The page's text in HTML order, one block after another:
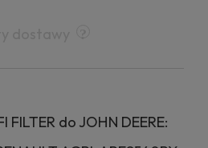
FILTER do JOHN DEERE: